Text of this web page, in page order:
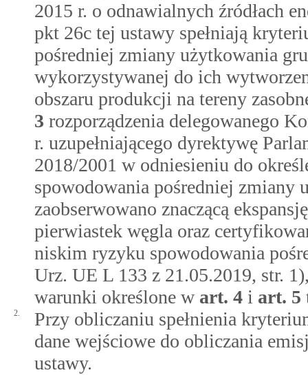
2015 r. o odnawialnych źródłach
pkt 26c tej ustawy spełniają
pośredniej zmiany użytkowania
wykorzystywanej do ich
obszaru produkcji na tereny
3 rozporządzenia delegowanego
r. uzupełniającego dyrektywę
2018/2001 w odniesieniu do
spowodowania pośredniej zmiany
zaobserwowano znaczącą
pierwiastek węgla oraz
niskim ryzyku spowodowania
Urz. UE L 133 z 21.05.2019, str.
warunki określone w art. 4 i art. 5
2.
Przy obliczaniu spełnienia
dane wejściowe do obliczania
ustawy.